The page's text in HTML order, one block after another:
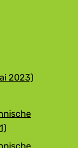
2023)